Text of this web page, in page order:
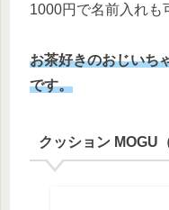
1000円で名前入れも
お茶好きのおじいち
です。
クッション MOGU